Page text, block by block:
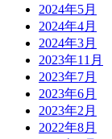
2024年5月
2024年4月
2024年3月
2023年11月
2023年7月
2023年6月
2023年2月
2022年8月